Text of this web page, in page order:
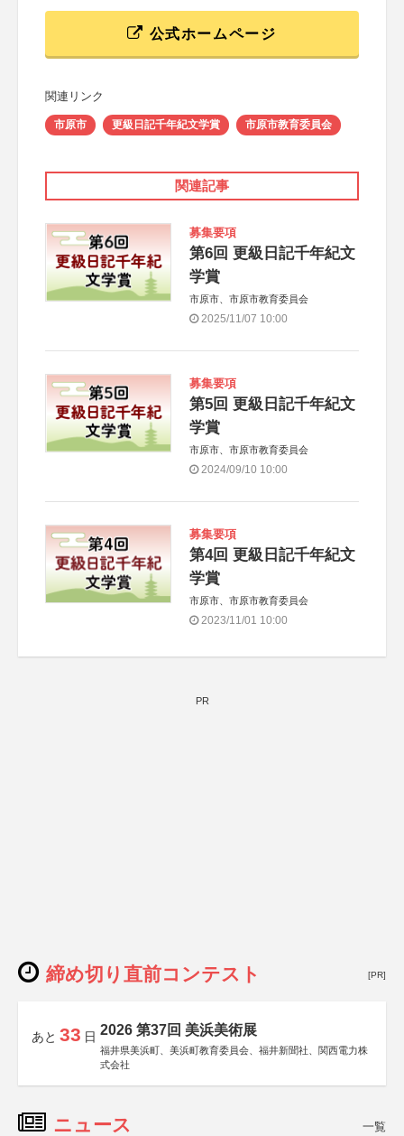
公式ホームページ
関連リンク
市原市 更級日記千年紀文学賞 市原市教育委員会
関連記事
募集要項
第6回 更級日記千年紀文
学賞
市原市、市原市教育委員会
2025/11/07 10:00
募集要項
第5回 更級日記千年紀文
学賞
市原市、市原市教育委員会
2024/09/10 10:00
募集要項
第4回 更級日記千年紀文
学賞
市原市、市原市教育委員会
2023/11/01 10:00
PR
締め切り直前コンテスト [PR]
あと 33 日 2026 第37回 美浜美術展
福井県美浜町、美浜町教育委員会、福井新聞社、関西電力株
式会社
ニュース 一覧